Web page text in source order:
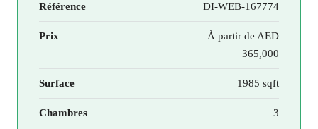
Référence DI-WEB-167774
Prix À partir de AED
365,000
Surface 1985 sqft
Chambres 3